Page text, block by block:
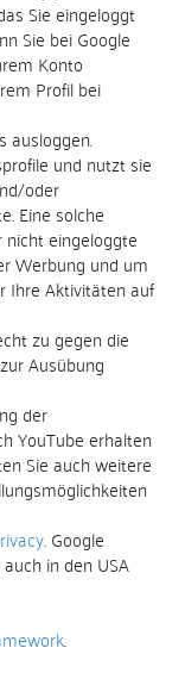
Sie eingeloggt
Sie bei Google
Konto
Profil bei
ausloggen.
und nutzt sie
oder
Eine solche
eingeloggte
Werbung und um
Ihre Aktivitäten auf
zu gegen die
Ausübung
der
YouTube erhalten
Sie auch weitere
. Google
in den USA
.